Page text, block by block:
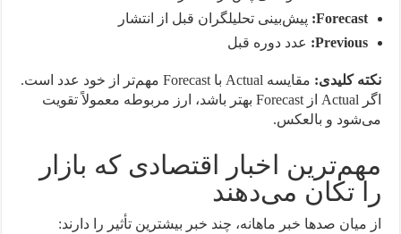
Forecast: پیش‌بینی تحلیلگران قبل از انتشار
Previous:
عدد دوره قبل
نکته کلیدی:
مقایسه Actual با Forecast مهم‌تر از خود عدد است.
اگر Actual از Forecast بهتر باشد، ارز مربوطه معمولاً تقویت
می‌شود و بالعکس.
مهم‌ترین اخبار اقتصادی که بازار
را تکان می‌دهند
از میان صدها خبر ماهانه، چند خبر بیشترین تأثیر را دارند: